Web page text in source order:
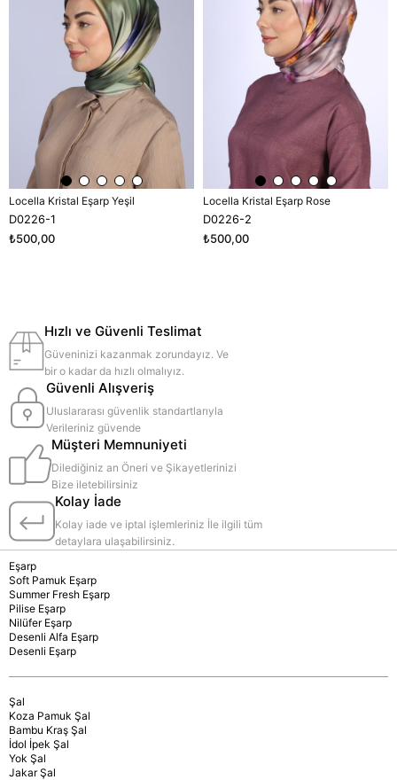
Locella Kristal Eşarp Yeşil
D0226-1
₺500,00
Locella Kristal Eşarp Rose
D0226-2
₺500,00
Hızlı ve Güvenli Teslimat
Güveninizi kazanmak zorundayız. Ve
bir o kadar da hızlı olmalıyız.
Güvenli Alışveriş
Uluslararası güvenlik standartlarıyla
Verileriniz güvende
Müşteri Memnuniyeti
Dilediğiniz an Öneri ve Şikayetlerinizi
Bize iletebilirsiniz
Kolay İade
Kolay iade ve iptal işlemleriniz İle ilgili tüm
detaylara ulaşabilirsiniz.
Eşarp
Soft Pamuk Eşarp
Summer Fresh Eşarp
Pilise Eşarp
Nilüfer Eşarp
Desenli Alfa Eşarp
Desenli Eşarp
Şal
Koza Pamuk Şal
Bambu Kraş Şal
İdol İpek Şal
Yok Şal
Jakar Şal